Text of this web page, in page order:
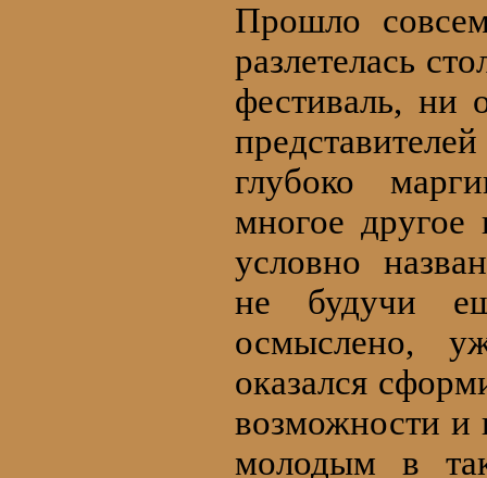
Прошло
разлетелась
фестиваль, ни
глубоко
многое
условно
не будучи
осмыслено,
оказался
возможности и
молодым в